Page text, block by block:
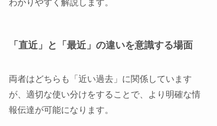
わかりやすく解説します。
「直近」と「最近」の違いを意識する場面
両者はどちらも「近い過去」に関係しています
が、適切な使い分けをすることで、より明確な情
報伝達が可能になります。